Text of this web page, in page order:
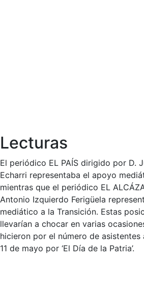
Lecturas
El periódico EL PAÍS dirigido por D.
Echarri representaba el apoyo
mientras que el periódico EL
Antonio Izquierdo Ferigüela
mediático a la Transición. Estas
llevarían a chocar en varias
hicieron por el número de
11 de mayo por ‘El Día de la Patria’.